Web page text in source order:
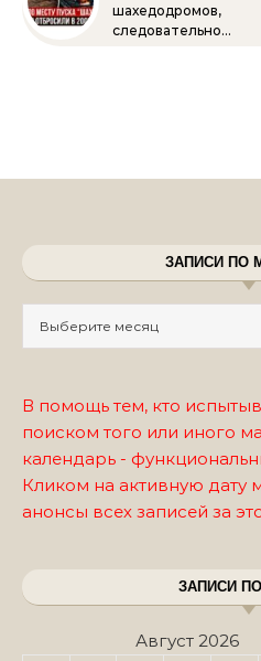
шахедодромов,
следовательно…
ЗАПИСИ ПО
В помощь тем, кто
поиском того или иного
календарь -
Кликом на активную дату
анонсы всех записей за
ЗАПИСИ
Август 2026